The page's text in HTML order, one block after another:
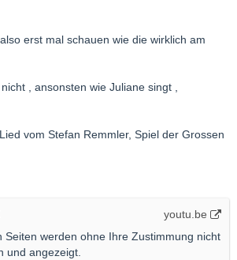
erst mal schauen wie die wirklich am
, ansonsten wie Juliane singt ,
vom Stefan Remmler, Spiel der Grossen
youtu.be
Seiten werden ohne Ihre Zustimmung nicht
und angezeigt.